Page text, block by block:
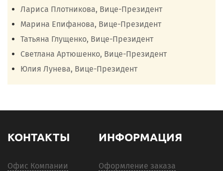
Лариса Плотникова, Вице-Президент
Марина Епифанова, Вице-Президент
Татьяна Глущенко, Вице-Президент
Светлана Артюшенко, Вице-Президент
Юлия Лунева, Вице-Президент
КОНТАКТЫ
Офис Компании
ИНФОРМАЦИЯ
Оформление заказа